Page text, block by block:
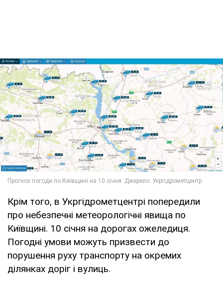
Крім того, в Укргідрометцентрі попередили
про небезпечні метеорологічні явища по
Київщині. 10 січня на дорогах ожеледиця.
Погодні умови можуть призвести до
порушення руху транспорту на окремих
ділянках доріг і вулиць.